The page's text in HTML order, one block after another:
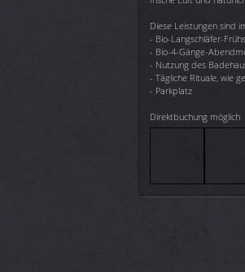
Diese Leistungen sind
- Bio-Langschläfer-
- Bio-4-Gänge-
- Nutzung des
- Tägliche Rituale, wie
- Parkplatz
Direktbuchung möglich